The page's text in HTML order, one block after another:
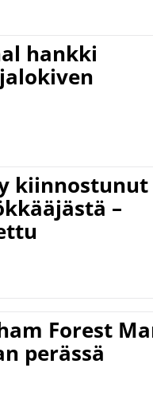
hankki
kiinnostunut
–
Forest
perässä